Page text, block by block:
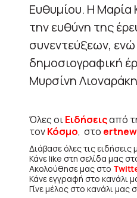
Ευθυμίου. Η
την ευθύνη της
συνεντεύξεων,
δημοσιογραφική
Μυρσίνη
Όλες οιΕιδήσειςαπό
τονΚόσμο, στο
Διάβασε όλες τις ειδήσεις
Κάνε like στη σελίδα μας
Ακολούθησε μας στο
Κάνε εγγραφή στο κανάλι
Γίνε μέλος στο κανάλι μας